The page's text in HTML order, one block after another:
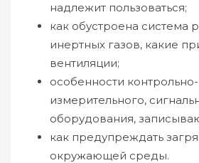
надлежит пользоваться;
как обустроена система
инертных газов, какие
вентиляции;
особенности контрольно-
измерительного,
оборудования,
как предупреждать
окружающей среды.